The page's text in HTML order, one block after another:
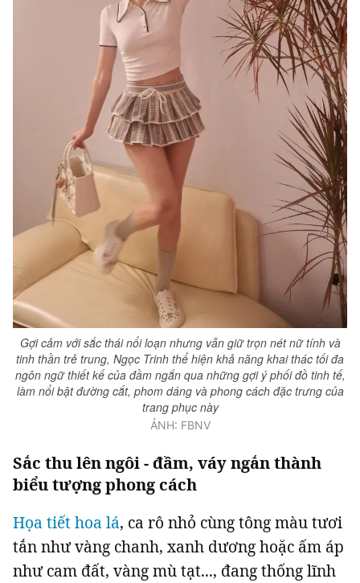
Gợi cảm với sắc thái nổi loạn nhưng vẫn giữ trọn nét nữ tính và
tinh thần trẻ trung, Ngọc Trinh thể hiện khả năng khai thác tối đa
ngôn ngữ thiết kế của đầm ngắn qua những gợi ý phối đồ tinh tế,
làm nổi bật đường cắt, phom dáng và phong cách đặc trưng của
trang phục này
ẢNH: FBNV
Sắc thu lên ngôi - đầm, váy ngắn thành
biểu tượng phong cách
Họa tiết hoa lá, ca rô nhỏ cùng tông màu tươi
tắn như vàng chanh, xanh dương hoặc ấm áp
như cam đất, vàng mù tạt..., đang thống lĩnh